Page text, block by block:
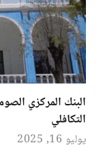
البنك المركزي
التكافلي
يوليو 16, 2025